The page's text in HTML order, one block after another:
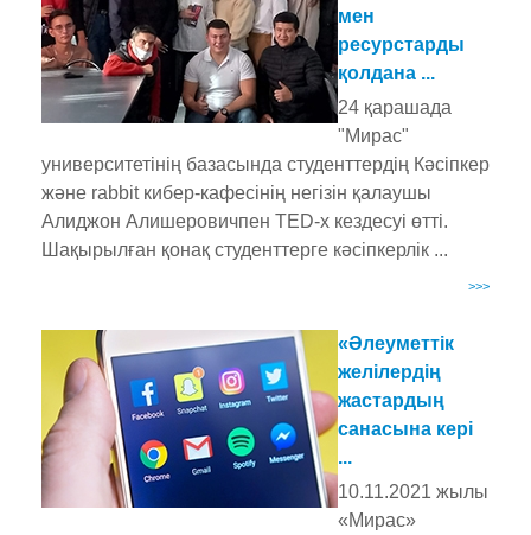
мен
ресурстарды
қолдана ...
24 қарашада
"Мирас"
университетінің базасында студенттердің Кәсіпкер
және rabbit кибер-кафесінің негізін қалаушы
Алиджон Алишеровичпен TED-x кездесуі өтті.
Шақырылған қонақ студенттерге кәсіпкерлік ...
>>>
«Әлеуметтік
желілердің
жастардың
санасына кері
...
10.11.2021 жылы
«Мирас»